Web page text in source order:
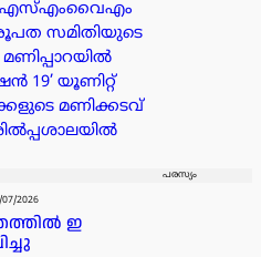
സമിതിയുടെ
19’ യൂണിറ്റ്
മണിക്കടവ്
പരസ്യം
07/2026
ഇ